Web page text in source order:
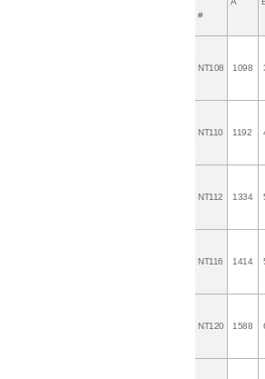
#
NT108 1098
NT110 1192
NT112 1334
NT116 1414
NT120 1588